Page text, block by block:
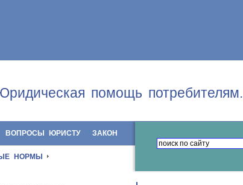
помощь потребителям.
ВОПРОСЫ ЮРИСТУ ЗАКОН
НОРМЫ